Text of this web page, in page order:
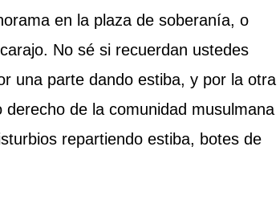
en la plaza de soberanía, o
No sé si recuerdan ustedes
una parte dando estiba, y por la otra
de la comunidad musulmana
repartiendo estiba, botes de